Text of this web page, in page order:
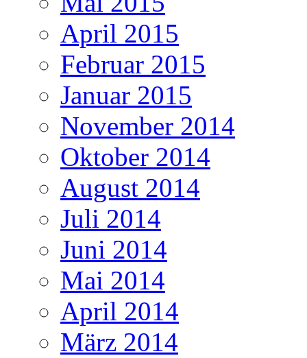
April 2015
Februar 2015
Januar 2015
November 2014
Oktober 2014
August 2014
Juli 2014
Juni 2014
Mai 2014
April 2014
März 2014